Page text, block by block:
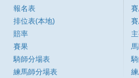
報名表
排位表(本地)
賠率
賽果
騎師分場表
練馬師分場表